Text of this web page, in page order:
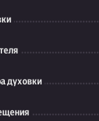
духовки